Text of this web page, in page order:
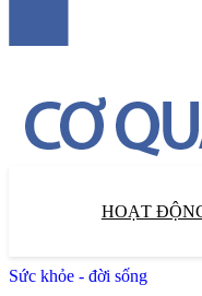
HOẠT
Sức khỏe - đời sống